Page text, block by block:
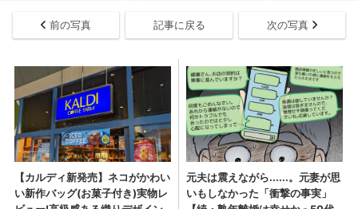
前の写真 記事に戻る 次の写真